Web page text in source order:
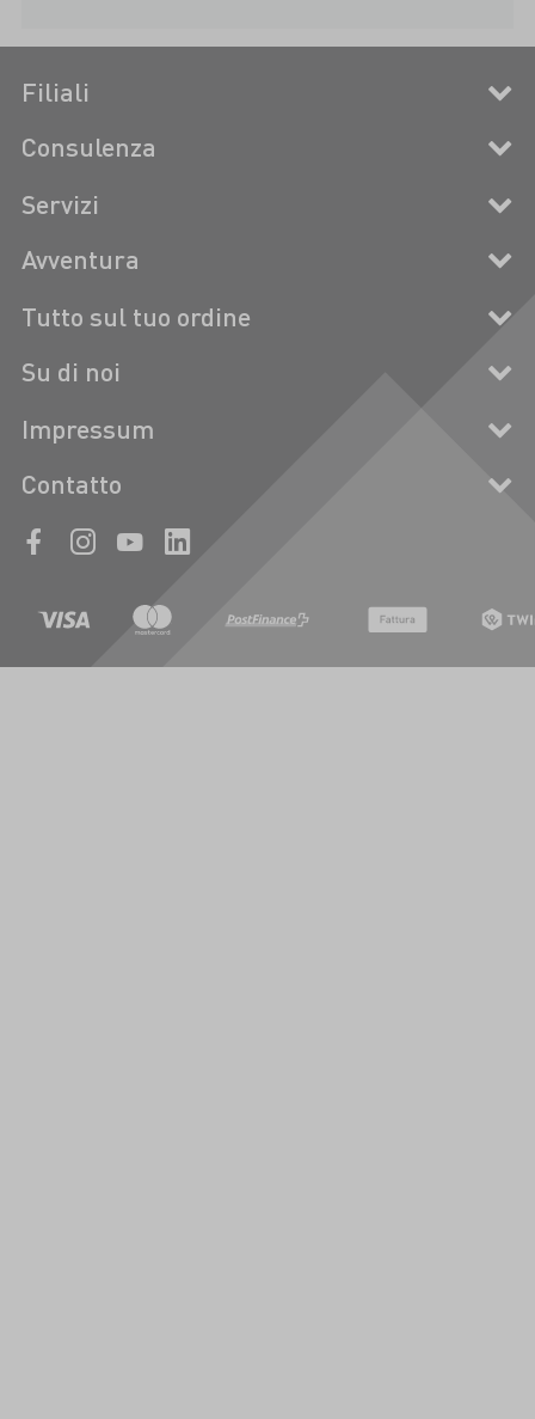
Filiali
Consulenza
Servizi
Avventura
Tutto sul tuo ordine
Su di noi
Impressum
Contatto